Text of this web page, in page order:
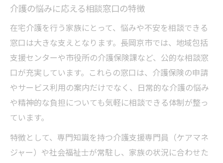
介護の悩みに応える相談窓口の特徴
在宅介護を行う家族にとって、悩みや不安を相談できる
窓口は大きな支えとなります。長岡京市では、地域包括
支援センターや市役所の介護保険課など、公的な相談窓
口が充実しています。これらの窓口は、介護保険の申請
やサービス利用の案内だけでなく、日常的な介護の悩み
や精神的な負担についても気軽に相談できる体制が整っ
ています。
特徴として、専門知識を持つ介護支援専門員（ケアマネ
ジャー）や社会福祉士が常駐し、家族の状況に合わせた